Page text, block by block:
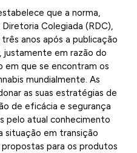
que a norma,
Colegiada (RDC),
anos após a publicação
justamente em razão do
que se encontram os
mundialmente. As
as suas estratégias de
de eficácia e segurança
pelo atual conhecimento
situação em transição
para os produtos